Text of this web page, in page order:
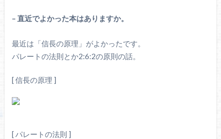
– 直近でよかった本はありますか。
最近は「信長の原理」がよかったです。
パレートの法則とか2:6:2の原則の話。
[ 信長の原理 ]
[ パレートの法則 ]